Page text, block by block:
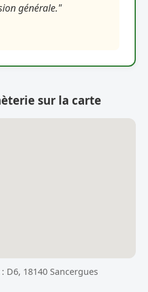
générale."
sur la carte
D6, 18140 Sancergues